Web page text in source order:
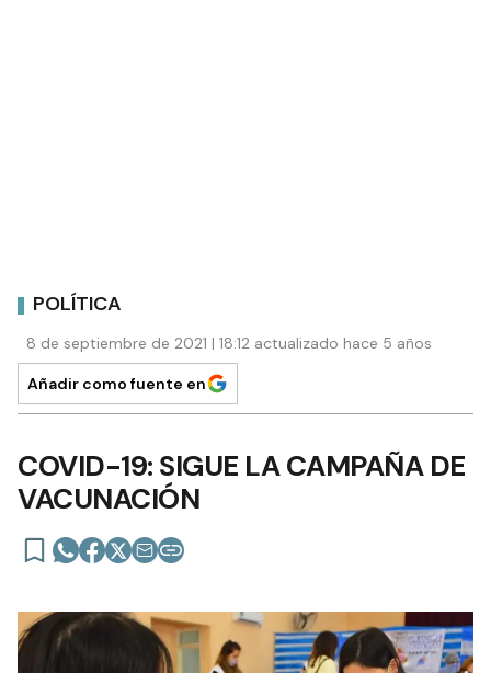
POLÍTICA
8 de septiembre de 2021 | 18:12 actualizado hace 5 años
Añadir como fuente en
COVID-19: SIGUE LA CAMPAÑA DE
VACUNACIÓN